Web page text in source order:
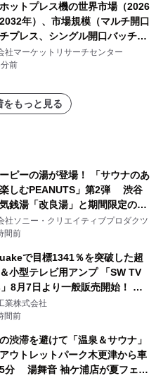
ットプレス機の世界市場（2026
年）、市場規模（マルチ開口
プレス、シングル開口バッチプ
連続ホットプレスライン、真空
その他）・分析レポートを発表
社マーケットリサーチセンター
前
をもっと見る
ピーの湯が登場！ 「サウナのあ
しむPEANUTS」第2弾 渋谷
銭湯「改良湯」と期間限定のコ
ーション サウナイキタイコラ
ズも発売決定！
社ソニー・クリエイティブプロダクツ
間前
で目標1341％を突破した超
小型テレビ用アンプ 「SW TV
8月7日より一般販売開始！ ケ
1本つなぐだけ、テレビの音が
豊かに
業株式会社
間前
渋滞を避けて「温泉＆サウナ」
ウトレットパーク木更津から車
分 湯舞音 袖ケ浦店が夏フェア